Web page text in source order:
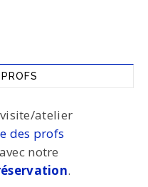
atelier
des profs
notre
.